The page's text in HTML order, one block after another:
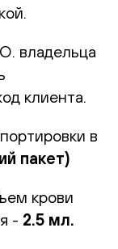
владельца
клиента.
в
пакет)
крови
- 2.5 мл.